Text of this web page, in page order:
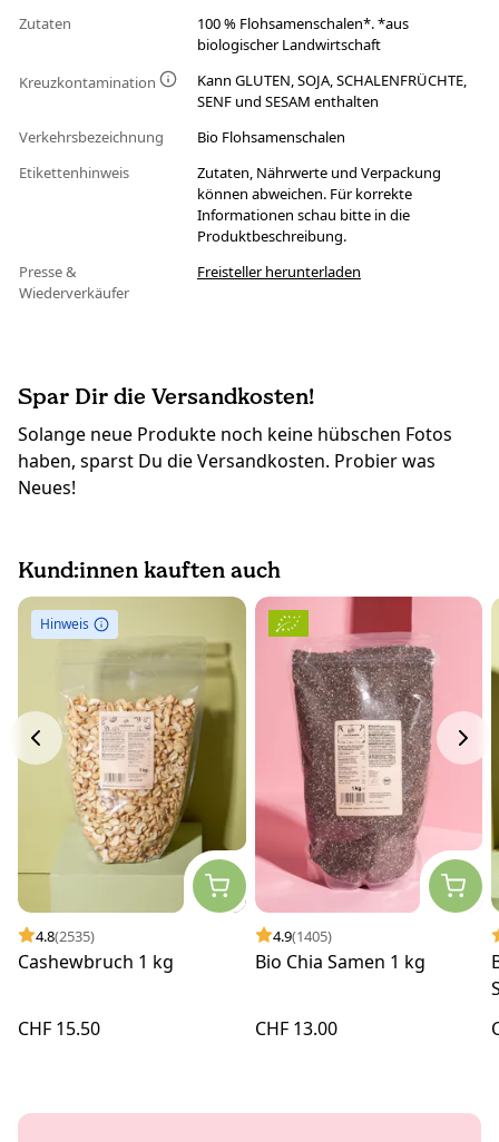
Zutaten
100 % Flohsamenschalen*. *aus
biologischer Landwirtschaft
Kreuzkontamination
Kann GLUTEN, SOJA, SCHALENFRÜCHTE,
SENF und SESAM enthalten
Verkehrsbezeichnung
Bio Flohsamenschalen
Etikettenhinweis
Zutaten, Nährwerte und Verpackung
können abweichen. Für korrekte
Informationen schau bitte in die
Produktbeschreibung.
Presse &
Wiederverkäufer
Freisteller herunterladen
Spar Dir die Versandkosten!
Solange neue Produkte noch keine hübschen Fotos
haben, sparst Du die Versandkosten. Probier was
Neues!
Kund:innen kauften auch
Hinweis
4.8(2535)
Cashewbruch 1 kg
CHF 15.50
4.9(1405)
Bio Chia Samen 1 kg
CHF 13.00